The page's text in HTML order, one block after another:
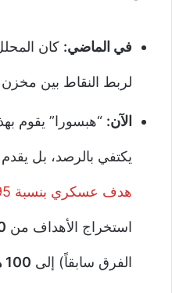
في الماضي: كان
لربط النقاط بين
الآن: “هبسورا” يقوم
يكتفي بالرصد، بل
هدف عسكري بنسبة 95%
استخراج الأهداف من 50
الفرق سابقاً) إلى 100 هدف في اليوم الواحد